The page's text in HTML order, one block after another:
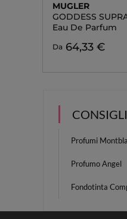
MUGLER
GODDESS
Eau De Parfum
Da 64,33 €
Profumi
Profumo Angel
Fondotinta